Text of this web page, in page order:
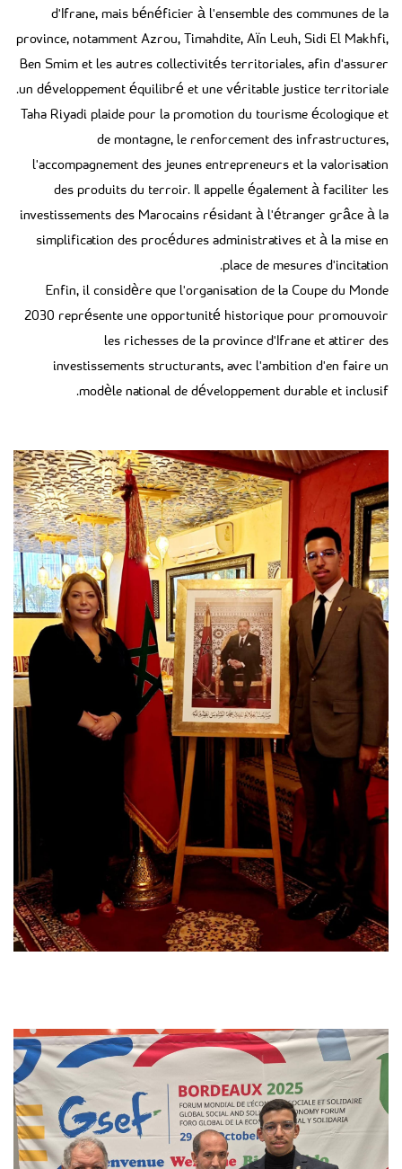
d'Ifrane, mais bénéficier à l'ensemble des communes de la
province, notamment Azrou, Timahdite, Aïn Leuh, Sidi El Makhfi,
Ben Smim et les autres collectivités territoriales, afin d'assurer
un développement équilibré et une véritable justice territoriale.
Taha Riyadi plaide pour la promotion du tourisme écologique et
de montagne, le renforcement des infrastructures,
l'accompagnement des jeunes entrepreneurs et la valorisation
des produits du terroir. Il appelle également à faciliter les
investissements des Marocains résidant à l'étranger grâce à la
simplification des procédures administratives et à la mise en
place de mesures d'incitation.
Enfin, il considère que l'organisation de la Coupe du Monde
2030 représente une opportunité historique pour promouvoir
les richesses de la province d'Ifrane et attirer des
investissements structurants, avec l'ambition d'en faire un
modèle national de développement durable et inclusif.